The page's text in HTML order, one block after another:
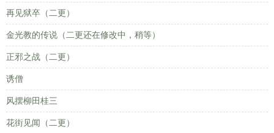
再见狱卒（二更）
金光教的传说（二更还在修改中，稍等）
正邪之战（二更）
诱僧
风摆柳田桂三
花街见闻（二更）